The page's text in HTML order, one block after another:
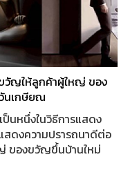
วัญให้ลูกค้าผู้ใหญ่ ของ
นเกษียณ
นหนึ่งในวิธีการแสดง
สดงความปรารถนาดีต่อ
ของขวัญขึ้นบ้านใหม่